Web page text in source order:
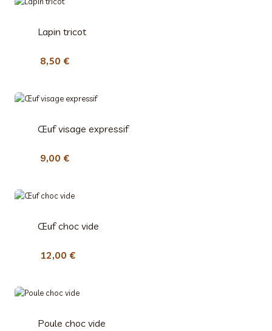
Lapin tricot
8,50 €
Œuf visage expressif
9,00 €
Œuf choc vide
12,00 €
Poule choc vide